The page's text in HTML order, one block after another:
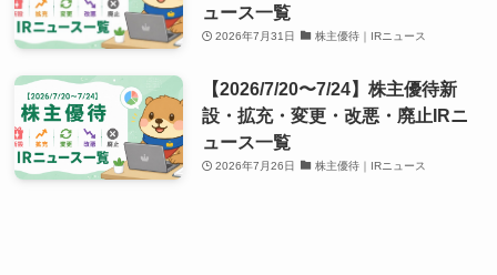
ュース一覧
2026年7月31日 株主優待｜IRニュース
【2026/7/20〜7/24】株主優待新
設・拡充・変更・改悪・廃止IRニ
ュース一覧
2026年7月26日 株主優待｜IRニュース